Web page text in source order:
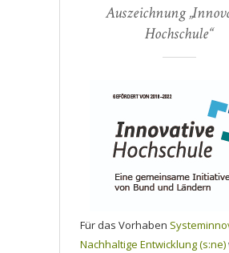
Auszeichnung
Hochschule“
Für das Vorhaben
Nachhaltige Entwicklung (s:ne)